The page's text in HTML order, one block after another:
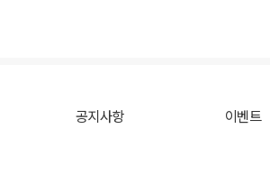
공지사항 이벤트